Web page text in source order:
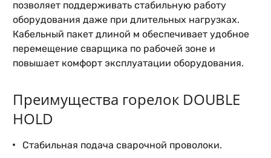
позволяет поддерживать стабильную работу
оборудования даже при длительных нагрузках.
Кабельный пакет длиной м обеспечивает удобное
перемещение сварщика по рабочей зоне и
повышает комфорт эксплуатации оборудования.
Преимущества горелок DOUBLE
HOLD
Стабильная подача сварочной проволоки.